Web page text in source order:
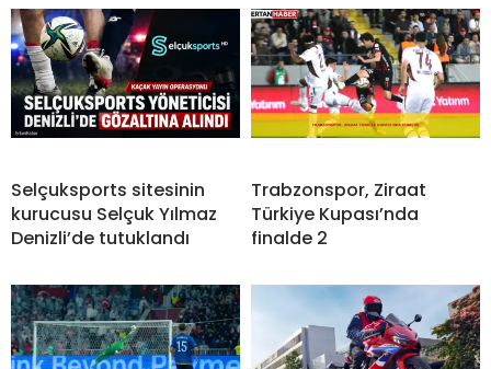
Selçuksports sitesinin
kurucusu Selçuk Yılmaz
Denizli’de tutuklandı
Trabzonspor, Ziraat
Türkiye Kupası’nda
finalde 2